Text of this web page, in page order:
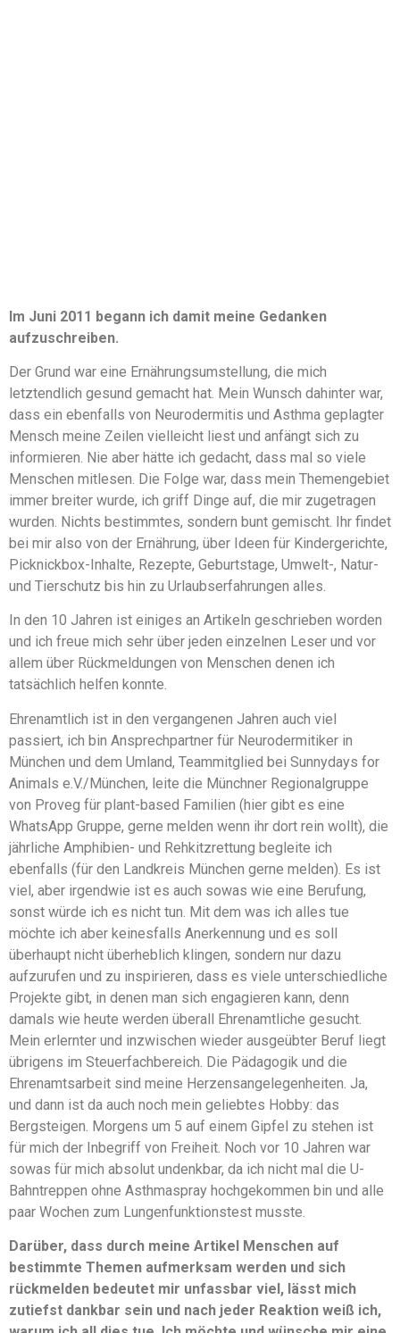
Im Juni 2011 begann ich damit meine Gedanken
aufzuschreiben.
Der Grund war eine Ernährungsumstellung, die mich
letztendlich gesund gemacht hat. Mein Wunsch dahinter war,
dass ein ebenfalls von Neurodermitis und Asthma geplagter
Mensch meine Zeilen vielleicht liest und anfängt sich zu
informieren. Nie aber hätte ich gedacht, dass mal so viele
Menschen mitlesen. Die Folge war, dass mein Themengebiet
immer breiter wurde, ich griff Dinge auf, die mir zugetragen
wurden. Nichts bestimmtes, sondern bunt gemischt. Ihr findet
bei mir also von der Ernährung, über Ideen für Kindergerichte,
Picknickbox-Inhalte, Rezepte, Geburtstage, Umwelt-, Natur-
und Tierschutz bis hin zu Urlaubserfahrungen alles.
In den 10 Jahren ist einiges an Artikeln geschrieben worden
und ich freue mich sehr über jeden einzelnen Leser und vor
allem über Rückmeldungen von Menschen denen ich
tatsächlich helfen konnte.
Ehrenamtlich ist in den vergangenen Jahren auch viel
passiert, ich bin Ansprechpartner für Neurodermitiker in
München und dem Umland, Teammitglied bei Sunnydays for
Animals e.V./München, leite die Münchner Regionalgruppe
von Proveg für plant-based Familien (hier gibt es eine
WhatsApp Gruppe, gerne melden wenn ihr dort rein wollt), die
jährliche Amphibien- und Rehkitzrettung begleite ich
ebenfalls (für den Landkreis München gerne melden). Es ist
viel, aber irgendwie ist es auch sowas wie eine Berufung,
sonst würde ich es nicht tun. Mit dem was ich alles tue
möchte ich aber keinesfalls Anerkennung und es soll
überhaupt nicht überheblich klingen, sondern nur dazu
aufzurufen und zu inspirieren, dass es viele unterschiedliche
Projekte gibt, in denen man sich engagieren kann, denn
damals wie heute werden überall Ehrenamtliche gesucht.
Mein erlernter und inzwischen wieder ausgeübter Beruf liegt
übrigens im Steuerfachbereich. Die Pädagogik und die
Ehrenamtsarbeit sind meine Herzensangelegenheiten. Ja,
und dann ist da auch noch mein geliebtes Hobby: das
Bergsteigen. Morgens um 5 auf einem Gipfel zu stehen ist
für mich der Inbegriff von Freiheit. Noch vor 10 Jahren war
sowas für mich absolut undenkbar, da ich nicht mal die U-
Bahntreppen ohne Asthmaspray hochgekommen bin und alle
paar Wochen zum Lungenfunktionstest musste.
Darüber, dass durch meine Artikel Menschen auf
bestimmte Themen aufmerksam werden und sich
rückmelden bedeutet mir unfassbar viel, lässt mich
zutiefst dankbar sein und nach jeder Reaktion weiß ich,